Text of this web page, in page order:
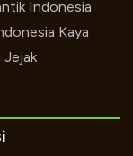
Indonesia
Kaya
Jejak